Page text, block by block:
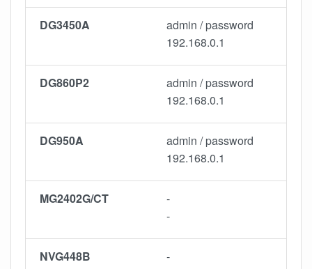
DG3450A
admin / password
192.168.0.1
DG860P2
admin / password
192.168.0.1
DG950A
admin / password
192.168.0.1
MG2402G/CT
-
-
NVG448B
-